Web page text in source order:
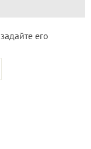
его